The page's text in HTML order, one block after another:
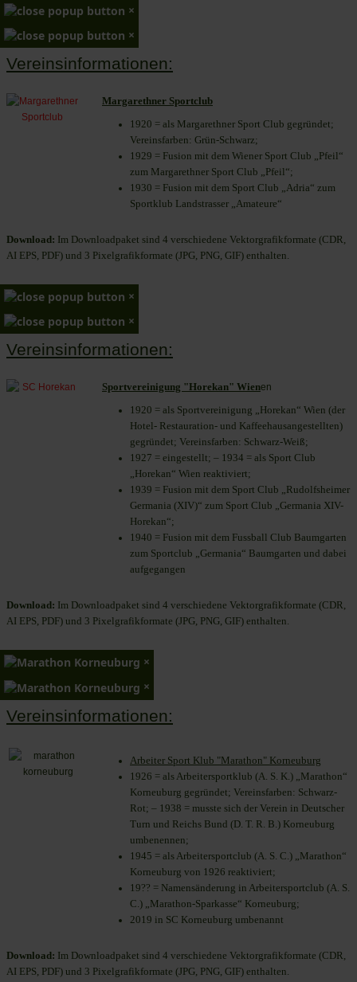
×
×
Vereinsinformationen:
Margarethner Sportclub
1920 = als Margarethner Sport Club gegründet;
Vereinsfarben: Grün-Schwarz;
1929 = Fusion mit dem Wiener Sport Club „Pfeil“
zum Margarethner Sport Club „Pfeil“;
1930 = Fusion mit dem Sport Club „Adria“ zum
Sportklub Landstrasser „Amateure“
Download: Im Downloadpaket sind 4 verschiedene Vektorgrafikformate (CDR,
AI EPS, PDF) und 3 Pixelgrafikformate (JPG, PNG, GIF) enthalten.
×
×
Vereinsinformationen:
Sportvereinigung "Horekan" Wienen
1920 = als Sportvereinigung „Horekan“ Wien (der
Hotel- Restauration- und Kaffeehausangestellten)
gegründet; Vereinsfarben: Schwarz-Weiß;
1927 = eingestellt; – 1934 = als Sport Club
„Horekan“ Wien reaktiviert;
1939 = Fusion mit dem Sport Club „Rudolfsheimer
Germania (XIV)“ zum Sport Club „Germania XIV-
Horekan“;
1940 = Fusion mit dem Fussball Club Baumgarten
zum Sportclub „Germania“ Baumgarten und dabei
aufgegangen
Download: Im Downloadpaket sind 4 verschiedene Vektorgrafikformate (CDR,
AI EPS, PDF) und 3 Pixelgrafikformate (JPG, PNG, GIF) enthalten.
×
×
Vereinsinformationen:
Arbeiter Sport Klub "Marathon" Korneuburg
1926 = als Arbeitersportklub (A. S. K.) „Marathon“
Korneuburg gegründet; Vereinsfarben: Schwarz-
Rot; – 1938 = musste sich der Verein in Deutscher
Turn und Reichs Bund (D. T. R. B.) Korneuburg
umbenennen;
1945 = als Arbeitersportclub (A. S. C.) „Marathon“
Korneuburg von 1926 reaktiviert;
19?? = Namensänderung in Arbeitersportclub (A. S.
C.) „Marathon-Sparkasse“ Korneuburg;
2019 in SC Korneuburg umbenannt
Download: Im Downloadpaket sind 4 verschiedene Vektorgrafikformate (CDR,
AI EPS, PDF) und 3 Pixelgrafikformate (JPG, PNG, GIF) enthalten.